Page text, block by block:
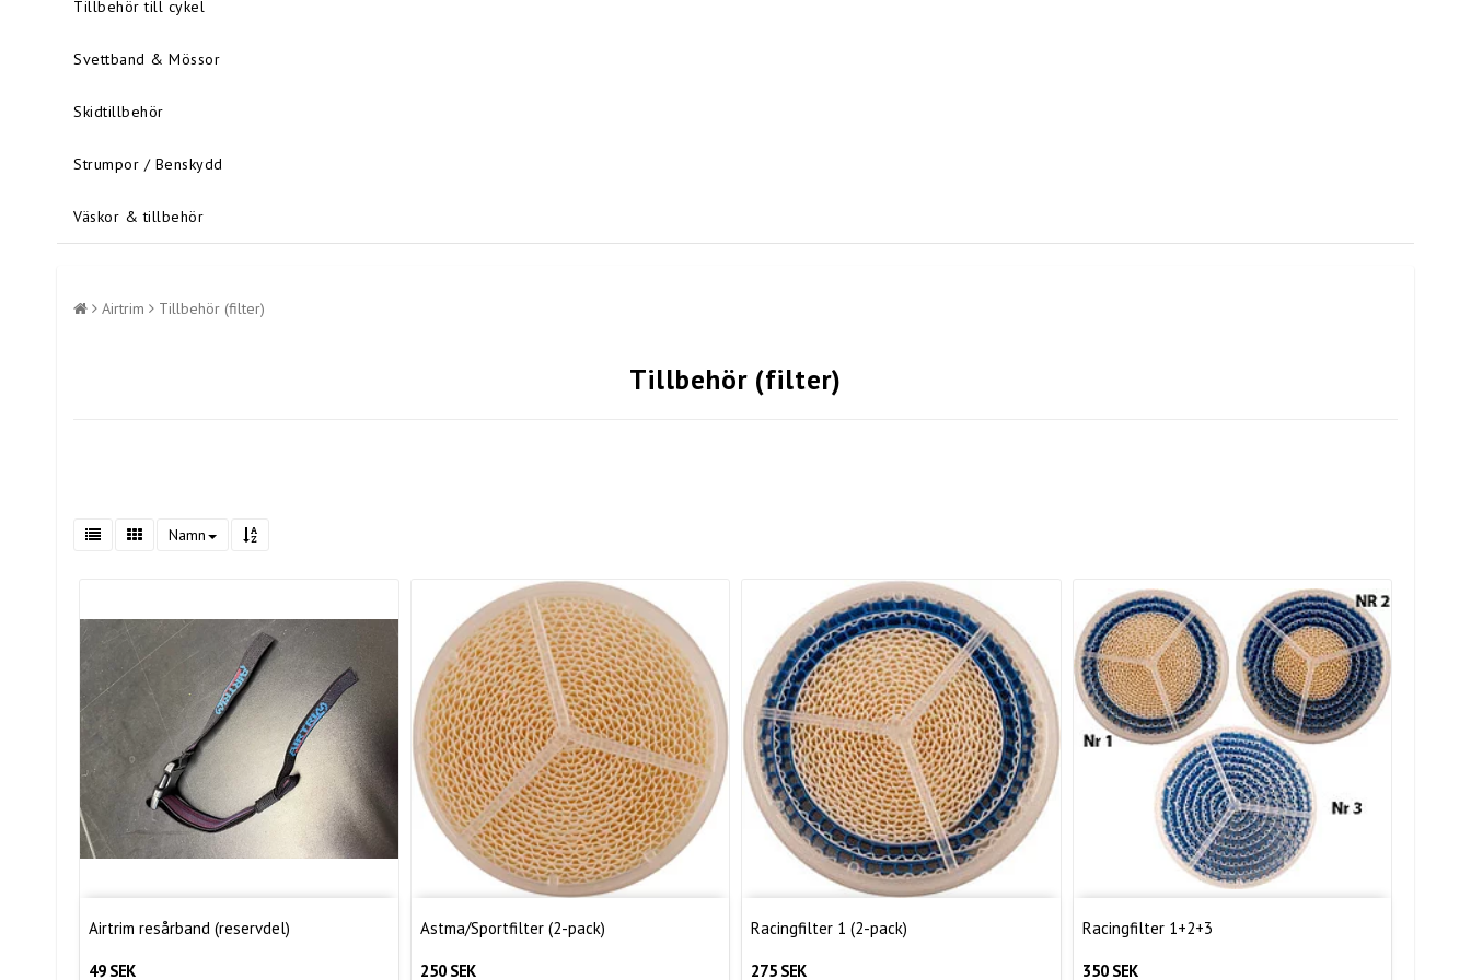
Tillbehör till cykel
Svettband & Mössor
Skidtillbehör
Strumpor / Benskydd
Väskor & tillbehör
Airtrim Tillbehör (filter)
Tillbehör (filter)
Namn
Airtrim resårband (reservdel)
49 SEK
Astma/Sportfilter (2-pack)
250 SEK
Racingfilter 1 (2-pack)
275 SEK
Racingfilter 1+2+3
350 SEK